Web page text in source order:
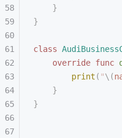
    }
}
class
    override
func
        print
( "\(
    }
}